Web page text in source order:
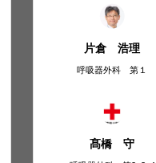
片倉 浩理
呼吸器外科 第１
髙橋 守